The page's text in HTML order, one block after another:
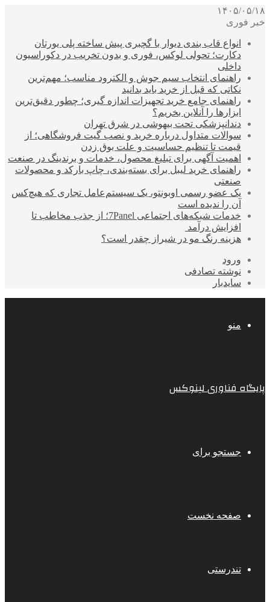
۱۴۰۵/۰۵/۱۸
خبر فوری
انواع قاب بندی دیوار با گچبری پیش ساخته پلی یورتان
دکارت؛ تحولی لوکس، فوری و بدون تخریب در دکوراسیون
داخلی
راهنمای انتخاب سیم جوش و الکترود مناسب؛ مهم‌ترین
نکاتی که قبل از خرید باید بدانید
راهنمای جامع خرید تجهیزات اندازه گیری؛ چطور دقیق‌ترین
ابزارها را آنلاین بخریم؟
دندانپزشکی تحت بیهوشی در شرق تهران
سوالات متداول درباره خرید و نصب گیت فروشگاهی؛ از
قیمت تا تنظیم حساسیت و علت بوق زدن
اهمیت آگهی برای تبلیغ محصول، خدمات و برندینگ در صنعت
راهنمای خرید لیبل برای بسته‌بندی، چاپ بارکد و محصولات
صنعتی
یک عضو رسمی اوبونتو، یک سیستم‌عامل تجاری که هیچ‌کس
آن را ندیده است
خدمات شبکه‌های اجتماعی 7Panel؛ از جذب مخاطب تا
افزایش درآمد
هزینه رنگ مو در شیراز چقدر است؟
ورود
نوشته تصادفی
سایدبار
منو
پایگاه فناوری لینوکس
جستجو برای
صفحه نخست
تندرستی